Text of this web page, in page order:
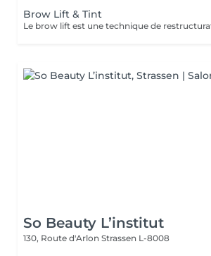
Brow Lift & Tint
So Beauty L’institut
130, Route d'Arlon Strassen L-8008